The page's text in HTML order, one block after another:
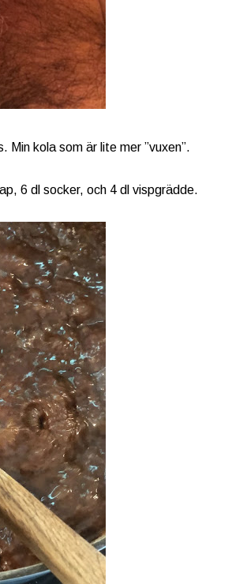
kola som är lite mer ”vuxen”.
6 dl socker, och 4 dl vispgrädde.